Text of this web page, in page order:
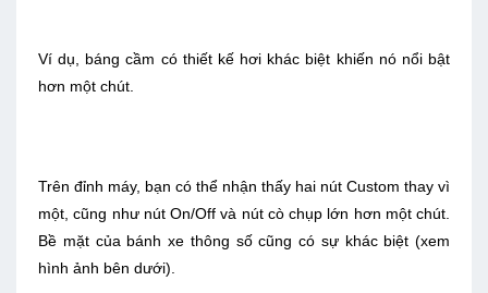
Ví dụ, báng cầm có thiết kế hơi khác biệt khiến nó nổi bật
hơn một chút.
Trên đỉnh máy, bạn có thể nhận thấy hai nút Custom thay vì
một, cũng như nút On/Off và nút cò chụp lớn hơn một chút.
Bề mặt của bánh xe thông số cũng có sự khác biệt (xem
hình ảnh bên dưới).